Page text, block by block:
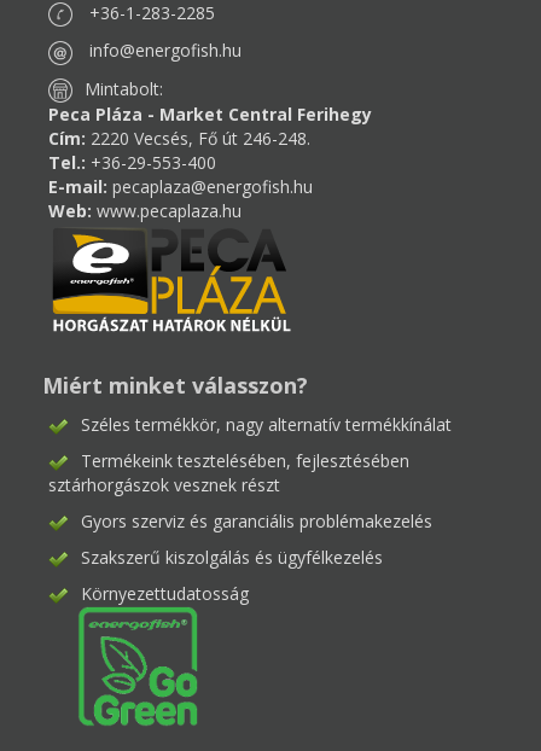
+36-1-283-2285
info@energofish.hu
Mintabolt:
Peca Pláza - Market Central Ferihegy
Cím: 2220 Vecsés, Fő út 246-248.
Tel.: +36-29-553-400
E-mail: pecaplaza@energofish.hu
Web: www.pecaplaza.hu
Miért minket válasszon?
Széles termékkör, nagy alternatív termékkínálat
Termékeink tesztelésében, fejlesztésében
sztárhorgászok vesznek részt
Gyors szerviz és garanciális problémakezelés
Szakszerű kiszolgálás és ügyfélkezelés
Környezettudatosság